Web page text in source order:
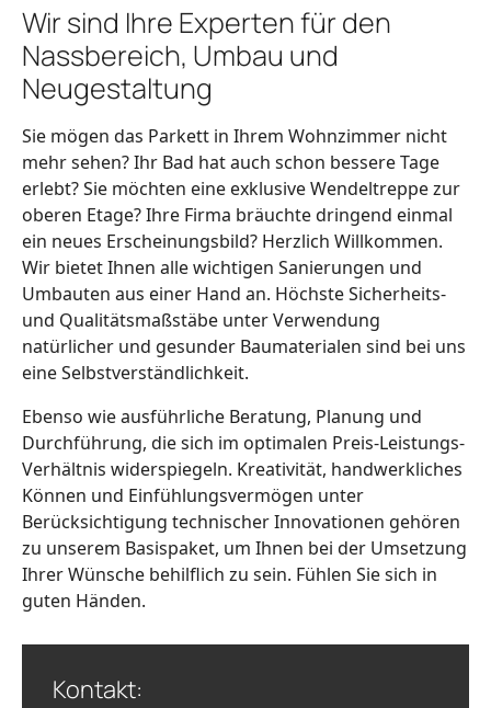
Wir sind Ihre Experten für den
Nassbereich, Umbau und
Neugestaltung
Sie mögen das Parkett in Ihrem Wohnzimmer nicht
mehr sehen? Ihr Bad hat auch schon bessere Tage
erlebt? Sie möchten eine exklusive Wendeltreppe zur
oberen Etage? Ihre Firma bräuchte dringend einmal
ein neues Erscheinungsbild? Herzlich Willkommen.
Wir bietet Ihnen alle wichtigen Sanierungen und
Umbauten aus einer Hand an. Höchste Sicherheits-
und Qualitätsmaßstäbe unter Verwendung
natürlicher und gesunder Baumaterialen sind bei uns
eine Selbstverständlichkeit.
Ebenso wie ausführliche Beratung, Planung und
Durchführung, die sich im optimalen Preis-Leistungs-
Verhältnis widerspiegeln. Kreativität, handwerkliches
Können und Einfühlungsvermögen unter
Berücksichtigung technischer Innovationen gehören
zu unserem Basispaket, um Ihnen bei der Umsetzung
Ihrer Wünsche behilflich zu sein. Fühlen Sie sich in
guten Händen.
Kontakt: